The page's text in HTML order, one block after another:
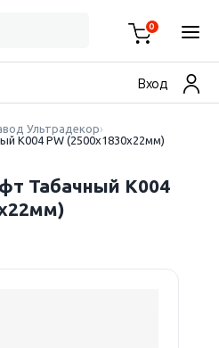
0
Вход
Ультрадекор
К004 PW (2500х1830х22мм)
Табачный К004